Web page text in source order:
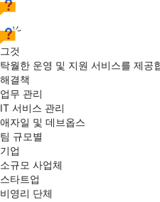
그것
탁월한 운영 및 지원 서비스를 제공
해결책
업무 관리
IT 서비스 관리
애자일 및 데브옵스
팀 규모별
기업
소규모 사업체
스타트업
비영리 단체